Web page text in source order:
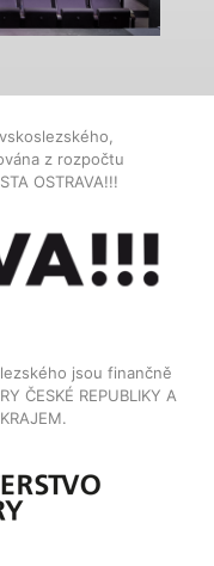
z rozpočtu
OSTRAVA!!!
jsou finančně
ČESKÉ REPUBLIKY A